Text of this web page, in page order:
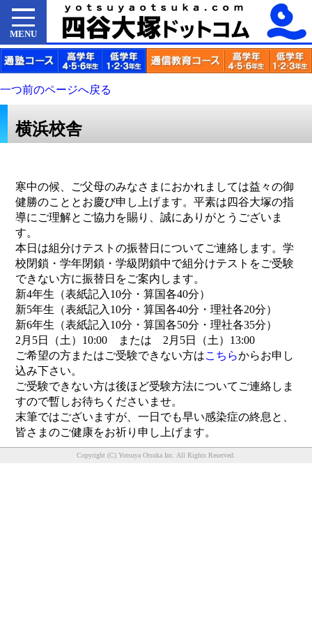
MENU
一つ前のページへ戻る
横浜校舎
寒中の候、ご父母のみなさまにおかれましては益々の御
健勝のこととお慶び申し上げます。平素は四谷大塚の指
導にご理解とご協力を賜り、誠にありがとうございま
す。
本日は組分けテストの振替日についてご連絡します。学
校閉鎖・学年閉鎖・学級閉鎖中で組分けテストをご受験
できない方に振替日をご案内します。
新4年生（表紙記入10分・算国各40分）
新5年生（表紙記入10分・算国各40分・理社各20分）
新6年生（表紙記入10分・算国各50分・理社各35分）
2月5日（土）10:00 または 2月5日（土）13:00
ご希望の方またはご受験できない方はこちらからお申し
込み下さい。
ご受験できない方は後ほど受験方法についてご連絡しま
すので暫しお待ちくださいませ。
末筆ではございますが、一日でも早い感染症の終息と、
皆さまのご健康をお祈り申し上げます。
Copyright (C) Yotsuya Otsuka Inc. All Rights Reserved.